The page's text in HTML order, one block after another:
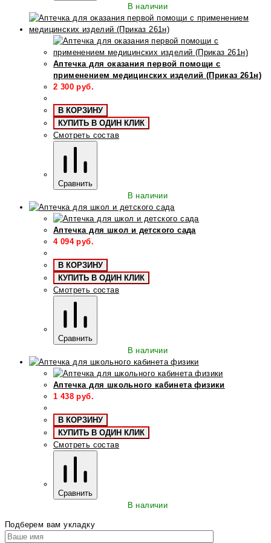
В наличии
Аптечка для оказания первой помощи с
применением медицинских изделий (Приказ 261н)
2 300 руб.
В КОРЗИНУ
КУПИТЬ В ОДИН КЛИК
Смотреть состав
Сравнить
В наличии
Аптечка для школ и детского сада
4 094руб.
В КОРЗИНУ
КУПИТЬ В ОДИН КЛИК
Смотреть состав
Сравнить
В наличии
Аптечка для школьного кабинета физики
1 438 руб.
В КОРЗИНУ
КУПИТЬ В ОДИН КЛИК
Смотреть состав
Сравнить
В наличии
Подберем вам укладку